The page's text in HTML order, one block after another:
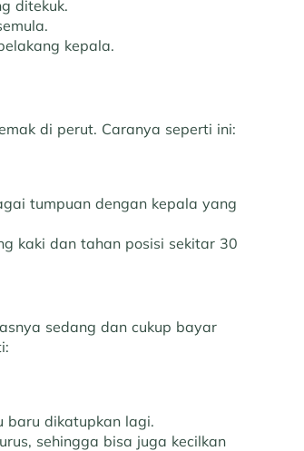
ditekuk.
kepala.
di perut. Caranya seperti ini:
tumpuan dengan kepala yang
kaki dan tahan posisi sekitar 30
sedang dan cukup bayar
baru dikatupkan lagi.
sehingga bisa juga kecilkan